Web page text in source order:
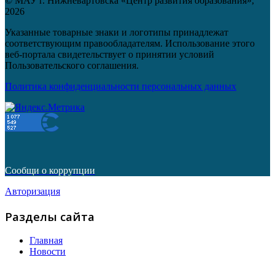
2026
Указанные товарные знаки и логотипы принадлежат
соответствующим правообладателям. Использование этого
веб-портала свидетельствует о принятии условий
Пользовательского соглашения.
Политика конфиденциальности персональных данных
Сообщи о коррупции
Авторизация
Разделы сайта
Главная
Новости